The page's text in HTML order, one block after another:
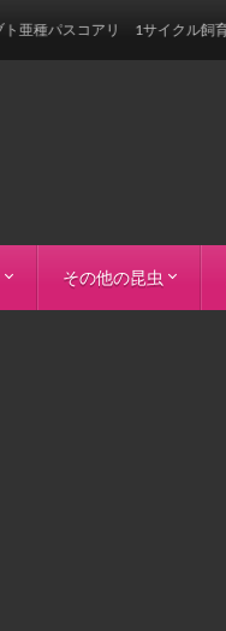
その他の昆虫
スコアリ 1サイクル飼育記録